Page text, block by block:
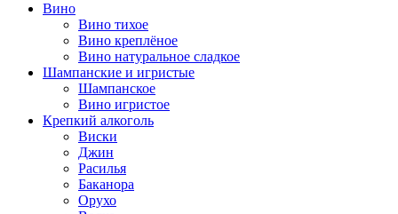
Вино
Вино тихое
Вино креплёное
Вино натуральное сладкое
Шампанские и игристые
Шампанское
Вино игристое
Крепкий алкоголь
Виски
Джин
Расилья
Баканора
Орухо